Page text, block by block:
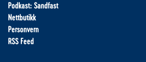
Podkast: Sandfast
Nettbutikk
Personvern
RSS Feed